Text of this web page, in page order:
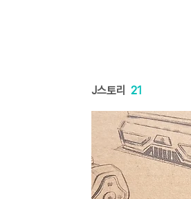
J스토리 21